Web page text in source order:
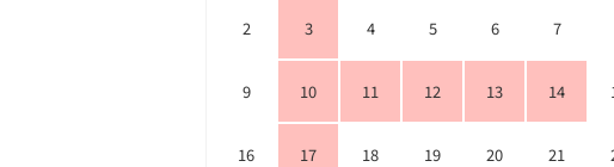
2 3 4 5 6 7
9 10 11 12 13 14
16 17 18 19 20 21